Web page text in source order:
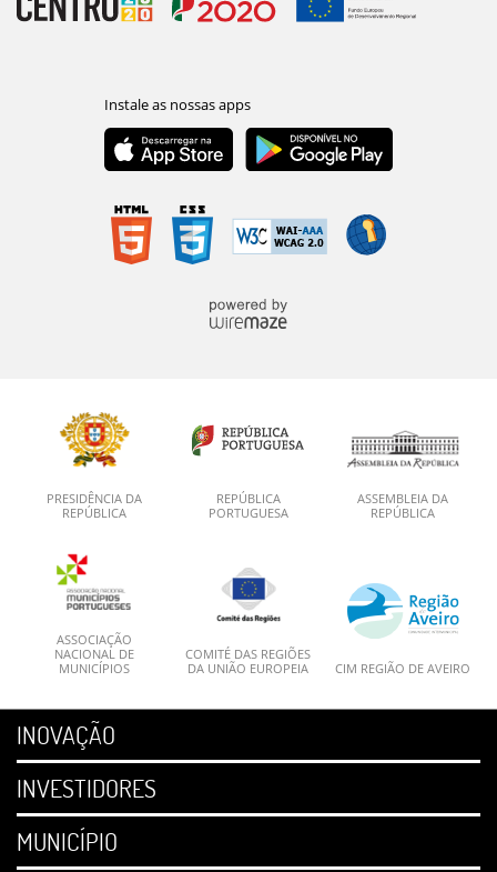
PRESIDÊNCIA DA
REPÚBLICA
REPÚBLICA
PORTUGUESA
ASSEMBLEIA DA
REPÚBLICA
ASSOCIAÇÃO
NACIONAL DE
MUNICÍPIOS
COMITÉ DAS REGIÕES
DA UNIÃO EUROPEIA
CIM REGIÃO DE AVEIRO
INOVAÇÃO
INVESTIDORES
MUNICÍPIO